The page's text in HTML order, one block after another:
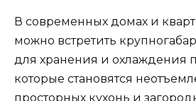
В современных домах и
можно встретить
для хранения и охлаждения
которые становятся
просторных кухонь и